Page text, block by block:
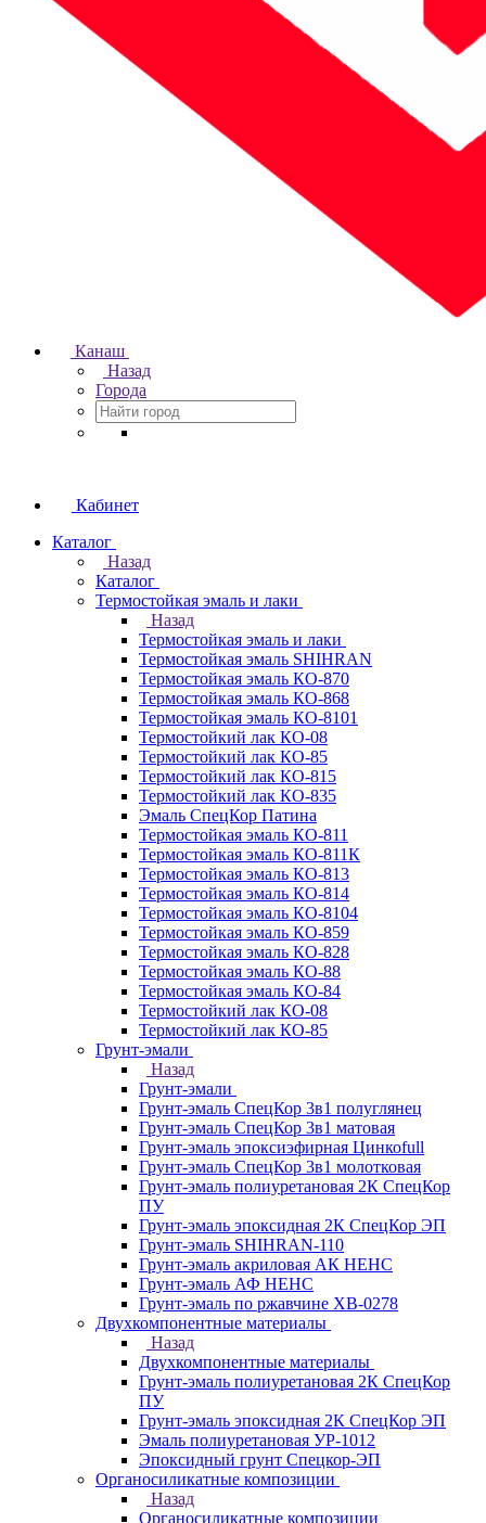
Канаш
Назад
Города
Кабинет
Каталог
Назад
Каталог
Термостойкая эмаль и лаки
Назад
Термостойкая эмаль и лаки
Термостойкая эмаль SHIHRAN
Термостойкая эмаль КО-870
Термостойкая эмаль КО-868
Термостойкая эмаль КО-8101
Термостойкий лак КО-08
Термостойкий лак КО-85
Термостойкий лак КО-815
Термостойкий лак КО-835
Эмаль СпецКор Патина
Термостойкая эмаль КО-811
Термостойкая эмаль КО-811К
Термостойкая эмаль КО-813
Термостойкая эмаль КО-814
Термостойкая эмаль КО-8104
Термостойкая эмаль КО-859
Термостойкая эмаль КО-828
Термостойкая эмаль КО-88
Термостойкая эмаль КО-84
Термостойкий лак КО-08
Термостойкий лак КО-85
Грунт-эмали
Назад
Грунт-эмали
Грунт-эмаль СпецКор 3в1 полуглянец
Грунт-эмаль СпецКор 3в1 матовая
Грунт-эмаль эпоксиэфирная Цинкоfull
Грунт-эмаль СпецКор 3в1 молотковая
Грунт-эмаль полиуретановая 2К СпецКор
ПУ
Грунт-эмаль эпоксидная 2К СпецКор ЭП
Грунт-эмаль SHIHRAN-110
Грунт-эмаль акриловая АК НЕНС
Грунт-эмаль АФ НЕНС
Грунт-эмаль по ржавчине ХВ-0278
Двухкомпонентные материалы
Назад
Двухкомпонентные материалы
Грунт-эмаль полиуретановая 2К СпецКор
ПУ
Грунт-эмаль эпоксидная 2К СпецКор ЭП
Эмаль полиуретановая УР-1012
Эпоксидный грунт Спецкор-ЭП
Органосиликатные композиции
Назад
Органосиликатные композиции